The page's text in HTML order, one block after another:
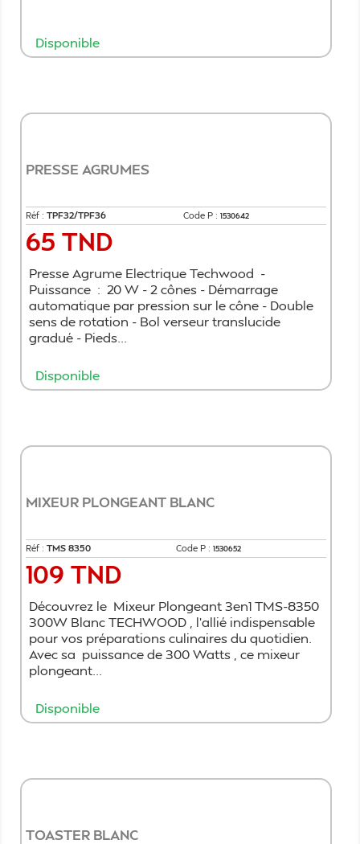
Disponible
PRESSE AGRUMES
Réf : TPF32/TPF36 Code P : 1530642
Prix
65 TND
Presse Agrume Electrique Techwood -
Puissance : 20 W - 2 cônes - Démarrage
automatique par pression sur le cône - Double
sens de rotation - Bol verseur translucide
gradué - Pieds...
Disponible
MIXEUR PLONGEANT BLANC
Réf : TMS 8350 Code P : 1530652
Prix
109 TND
Découvrez le Mixeur Plongeant 3en1 TMS-8350
300W Blanc TECHWOOD , l'allié indispensable
pour vos préparations culinaires du quotidien.
Avec sa puissance de 300 Watts , ce mixeur
plongeant...
Disponible
TOASTER BLANC